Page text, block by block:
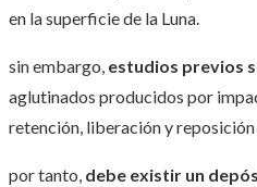
en la superficie de la Luna.
sin embargo, estudios previos
aglutinados producidos por
retención, liberación y reposición
por tanto, debe existir un